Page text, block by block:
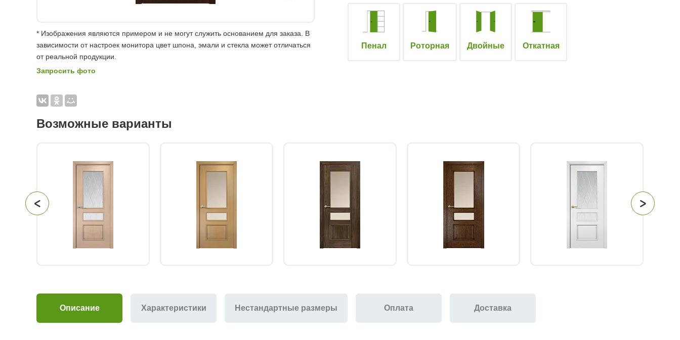
* Изображения являются примером и не могут служить основанием для заказа. В
зависимости от настроек монитора цвет шпона, эмали и стекла может отличаться
от реальной продукции.
Запросить фото
Пенал Роторная Двойные Откатная
Возможные варианты
Описание Характеристики Нестандартные размеры Оплата Доставка